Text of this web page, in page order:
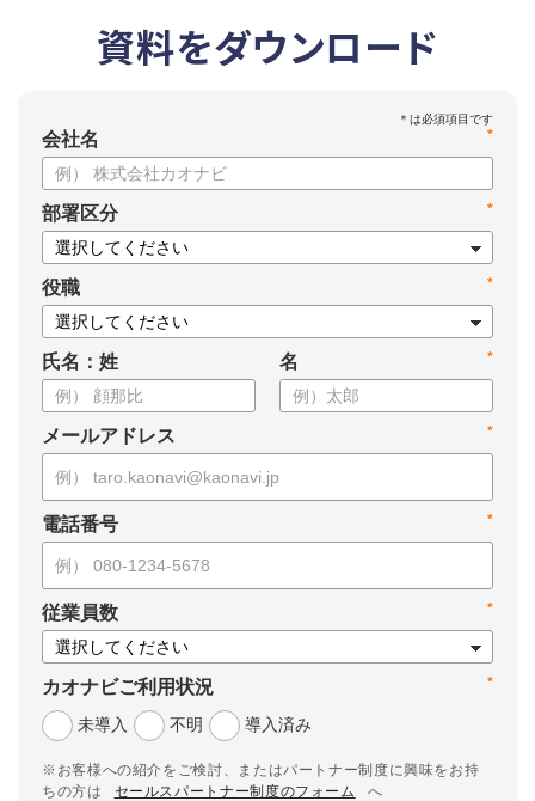
資料をダウンロード
*
会社名
*
部署区分
*
役職
氏名：姓 *
名
*
メールアドレス
*
電話番号
*
従業員数
*
カオナビご利用状況
未導入
不明 導入済み
※お客様への紹介をご検討、またはパートナー制度に興味をお持
ちの方は
セールスパートナー制度のフォーム
へ